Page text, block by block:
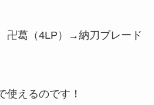
卍葛（4LP）→納刀ブレード
使えるのです！